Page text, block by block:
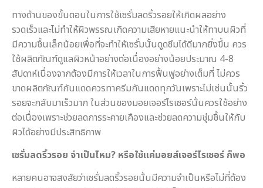
ทางด้านของขั้นตอนในการใช้เซรั่มลดริ้วรอยให้เกิดผลอย่าง
รวดเร็วและไม่ทำให้ผิวพรรณเกิดความเสียหายแนะนำให้ทาบนผิวที่
มีความชื้นเล็กน้อยเพื่อที่จะทำให้เซรั่มนั้นดูดซึมได้ดีมากยิ่งขึ้น ควร
ใช้ผลิตภัณฑ์ดูแลผิวหน้าอย่างต่อเนื่องอย่างน้อยประมาณ 4-8
สัปดาห์เนื่องจากต้องมีการให้เวลาในการฟื้นฟูอย่างเต็มที่ ไม่ควร
ขาดผลิตภัณฑ์กันแดดควรทาครีมกันแดดทุกวันเพราะไม่เช่นนั้นริ้ว
รอยจะกลับมาเร็วมาก ในส่วนของมอยเจอร์ไรเซอร์นั้นควรใช้อย่าง
ต่อเนื่องเพราะช่วยลดการระคายเคืองและช่วยลดความชุ่มชื้นให้กับ
ผิวได้อย่างมีประสิทธิภาพ
เซรั่มลดริ้วรอย จำเป็นไหม? หรือใช้แค่มอยส์เจอร์ไรเซอร์ ก็พอ
หลายคนอาจสงสัยว่าเซรั่มลดริ้วรอยนั้นมีความจำเป็นหรือไม่ที่ต้อง